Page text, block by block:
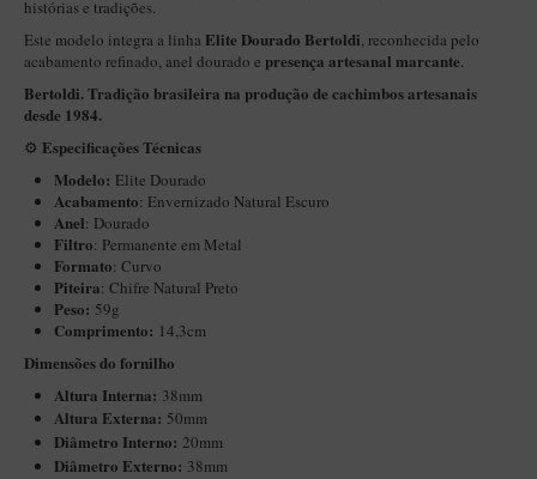
Hobby
Speciale
BB Liso e Rústico
Elite Longo
Barolo
CACHIMBOS ARTESANAIS DE BRIAR ITALIANO
Maestro – Briar Italiano
Churchwarden – Briar Italiano
Maestro Compacto – Briar Italiano
MONTE SEU KIT/INICIANTES
histórias e tradições.
Este modelo integra a linha Elite Dourado Bertoldi, reconhecida pelo
acabamento refinado, anel dourado e presença artesanal marcante.
Bertoldi. Tradição brasileira na produção de cachimbos artesanais
desde 1984.
⚙️ Especificações Técnicas
Modelo: Elite Dourado
Acabamento: Envernizado Natural Escuro
Anel: Dourado
Filtro: Permanente em Metal
Formato: Curvo
Piteira: Chifre Natural Preto
Peso: 59g
Comprimento: 14,3cm
Dimensões do fornilho
Altura Interna: 38mm
Altura Externa: 50mm
Diâmetro Interno: 20mm
Diâmetro Externo: 38mm